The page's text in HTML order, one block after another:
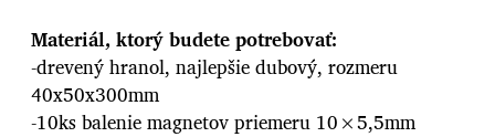
Materiál, ktorý budete potrebovať:
-drevený hranol, najlepšie dubový, rozmeru
40x50x300mm
-10ks balenie magnetov priemeru 10×5,5mm